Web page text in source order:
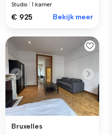
Studio |1 kamer
€ 925 Bekijk meer
Bruxelles